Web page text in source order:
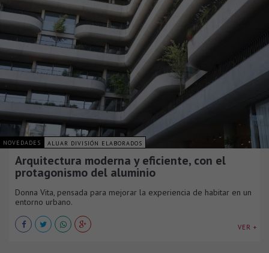
NOVEDADES ALUAR DIVISIÓN ELABORADOS
Arquitectura moderna y eficiente, con el
protagonismo del aluminio
Donna Vita, pensada para mejorar la experiencia de habitar en un
entorno urbano.
VER +